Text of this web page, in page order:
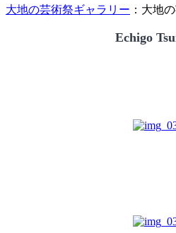
大地の芸術祭ギャラリー ：大地
Echigo